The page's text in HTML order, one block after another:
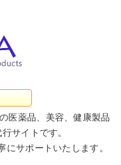
医薬品、美容、健康製品
サイトです。
サポートいたします。